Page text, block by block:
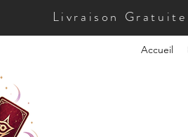
Livraison
Accueil